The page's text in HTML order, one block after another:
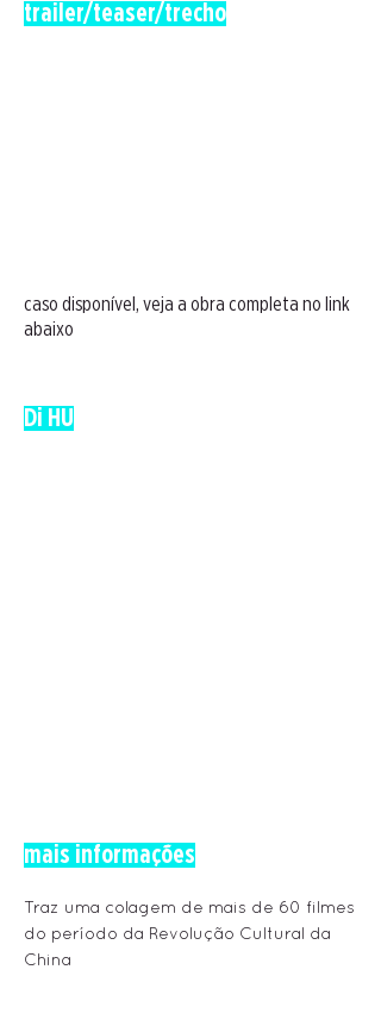
trailer/teaser/trecho
caso disponível, veja a obra completa no link
abaixo
Di HU
mais informações
Traz uma colagem de mais de 60 filmes
do período da Revolução Cultural da
China